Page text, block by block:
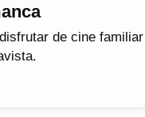
de cine familiar